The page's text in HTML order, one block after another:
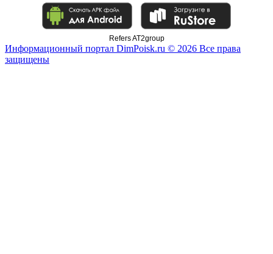
Refers AT2group
Информационный портал DimPoisk.ru © 2026 Все права
защищены